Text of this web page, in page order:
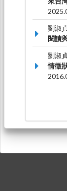
劉淑
閱讀
劉淑
情徵